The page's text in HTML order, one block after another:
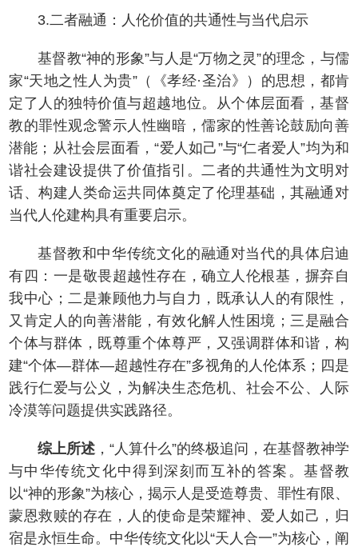
3.二者融通：人伦价值的共通性与当代启示
基督教“神的形象”与人是“万物之灵”的理念，与儒
家“天地之性人为贵”（《孝经·圣治》）的思想，都肯
定了人的独特价值与超越地位。从个体层面看，基督
教的罪性观念警示人性幽暗，儒家的性善论鼓励向善
潜能；从社会层面看，“爱人如己”与“仁者爱人”均为和
谐社会建设提供了价值指引。二者的共通性为文明对
话、构建人类命运共同体奠定了伦理基础，其融通对
当代人伦建构具有重要启示。
基督教和中华传统文化的融通对当代的具体启迪
有四：一是敬畏超越性存在，确立人伦根基，摒弃自
我中心；二是兼顾他力与自力，既承认人的有限性，
又肯定人的向善潜能，有效化解人性困境；三是融合
个体与群体，既尊重个体尊严，又强调群体和谐，构
建“个体—群体—超越性存在”多视角的人伦体系；四是
践行仁爱与公义，为解决生态危机、社会不公、人际
冷漠等问题提供实践路径。
综上所述 ，“人算什么”的终极追问，在基督教神学
与中华传统文化中得到深刻而互补的答案。基督教
以“神的形象”为核心，揭示人是受造尊贵、罪性有限、
蒙恩救赎的存在，人的使命是荣耀神、爱人如己，归
宿是永恒生命。中华传统文化以“天人合一”为核心，阐